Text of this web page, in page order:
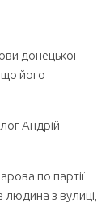
донецької
що його
Андрій
по партії
з вулиці,